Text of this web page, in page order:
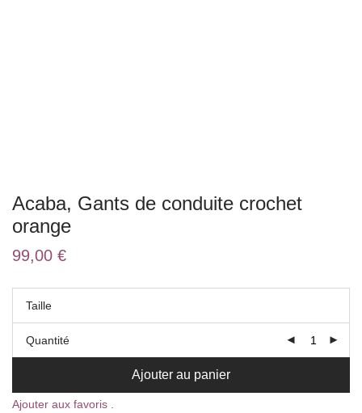
Acaba, Gants de conduite crochet
orange
99,00 €
Taille
Quantité
Ajouter au panier
Ajouter aux favoris .